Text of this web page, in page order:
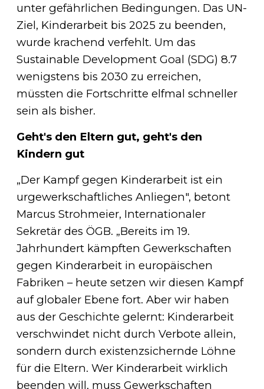
unter gefährlichen Bedingungen. Das UN-
Ziel, Kinderarbeit bis 2025 zu beenden,
wurde krachend verfehlt. Um das
Sustainable Development Goal (SDG) 8.7
wenigstens bis 2030 zu erreichen,
müssten die Fortschritte elfmal schneller
sein als bisher.
Geht's den Eltern gut, geht's den
Kindern gut
„Der Kampf gegen Kinderarbeit ist ein
urgewerkschaftliches Anliegen", betont
Marcus Strohmeier, Internationaler
Sekretär des ÖGB. „Bereits im 19.
Jahrhundert kämpften Gewerkschaften
gegen Kinderarbeit in europäischen
Fabriken – heute setzen wir diesen Kampf
auf globaler Ebene fort. Aber wir haben
aus der Geschichte gelernt: Kinderarbeit
verschwindet nicht durch Verbote allein,
sondern durch existenzsichernde Löhne
für die Eltern. Wer Kinderarbeit wirklich
beenden will, muss Gewerkschaften